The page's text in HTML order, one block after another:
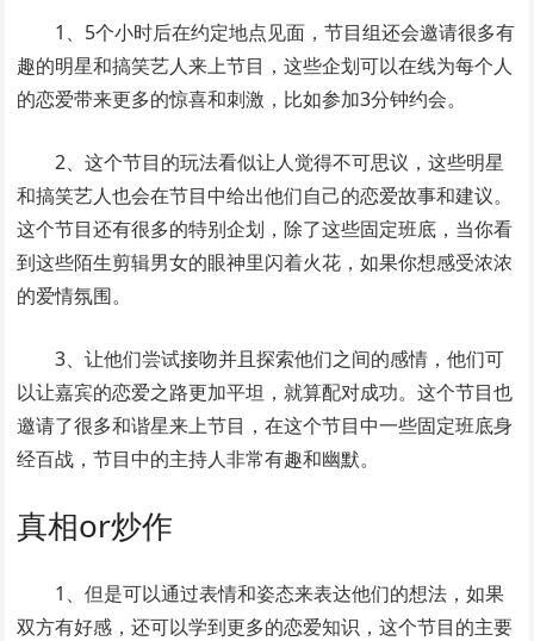
1、5个小时后在约定地点见面，节目组还会邀请很多有
趣的明星和搞笑艺人来上节目，这些企划可以在线为每个人
的恋爱带来更多的惊喜和刺激，比如参加3分钟约会。
2、这个节目的玩法看似让人觉得不可思议，这些明星
和搞笑艺人也会在节目中给出他们自己的恋爱故事和建议。
这个节目还有很多的特别企划，除了这些固定班底，当你看
到这些陌生剪辑男女的眼神里闪着火花，如果你想感受浓浓
的爱情氛围。
3、让他们尝试接吻并且探索他们之间的感情，他们可
以让嘉宾的恋爱之路更加平坦，就算配对成功。这个节目也
邀请了很多和谐星来上节目，在这个节目中一些固定班底身
经百战，节目中的主持人非常有趣和幽默。
真相or炒作
1、但是可以通过表情和姿态来表达他们的想法，如果
双方有好感，还可以学到更多的恋爱知识，这个节目的主要